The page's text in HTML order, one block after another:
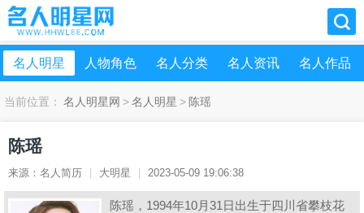
名人明星 人物角色 名人分类 名人资讯 名人作品
当前位置： 名人明星网 >名人明星 > 陈瑶
陈瑶
来源：名人简历 大明星 2023-05-09 19:06:38
陈瑶，1994年10月31日出生于四川省攀枝花